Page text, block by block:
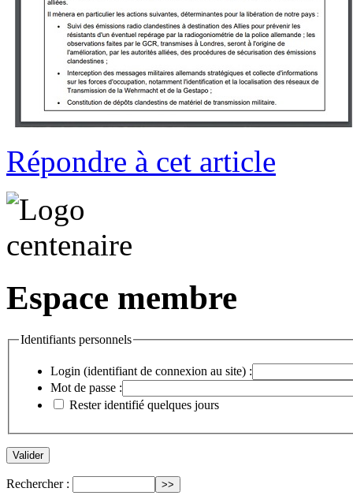
Répondre à cet article
Espace membre
Identifiants personnels
Login (identifiant de connexion au site) :
Mot de passe :
Rester identifié quelques jours
Rechercher :